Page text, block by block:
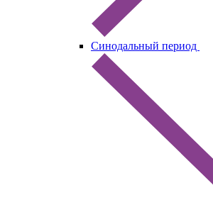
Синодальный период